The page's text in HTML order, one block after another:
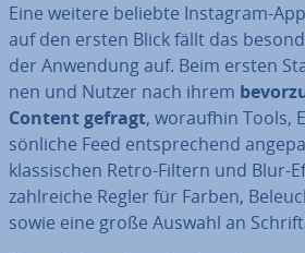
Eine weitere beliebte Instagram-
auf den ersten Blick fällt das
der Anwendung auf. Beim ersten
nen und Nutzer nach ihrem
Content gefragt, woraufhin Tools,
sön­li­che Feed ent­spre­chend
klas­si­schen Retro-Filtern und Blur-
zahl­rei­che Regler für Farben,
sowie eine große Auswahl an